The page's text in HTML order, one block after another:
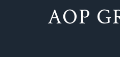
AOP